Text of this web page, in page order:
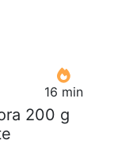
16 min
200 g